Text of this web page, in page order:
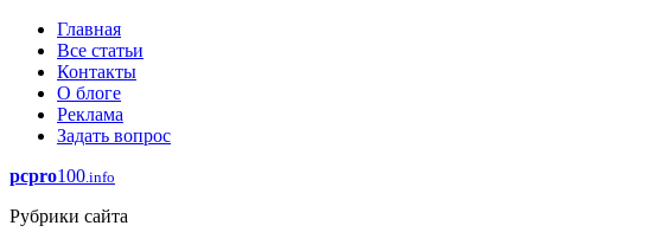
Главная
Все статьи
Контакты
О блоге
Реклама
Задать вопрос
pcpro100.info
Рубрики сайта